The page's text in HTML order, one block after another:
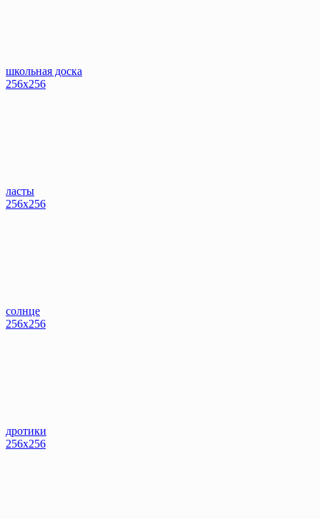
школьная доска
256x256
ласты
256x256
солнце
256x256
дротики
256x256